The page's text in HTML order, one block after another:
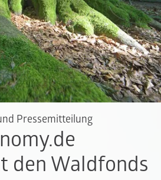
Pressemitteilung
den Waldfonds